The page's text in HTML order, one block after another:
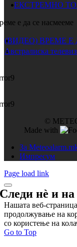
ЕКСТРЕМНО
е да се насмееме
(ВИДЕО) ВРЕМЕ
Австралиска
©
Made with
За
Импресум
Page load link
Следи нѐ и
Нашата веб-
продолжување на
со користење на
Go to Top